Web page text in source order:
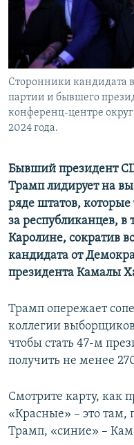
Сторонники кандидата
партии и бывшего
конференц-центре
2024 года.
Бывший президент
Трамп лидирует на
ряде штатов,
за республиканцев, в
Каролине, сократив
кандидата от
президента Камалы
Трамп опережает
коллегии
чтобы стать 47-м
получить не менее
Смотрите карту, как
«Красные» – это там,
Трамп, «синие» –